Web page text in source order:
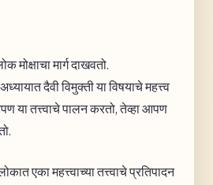
मोक्षाचा मार्ग दाखवतो.
दैवी विमुक्ती या विषयाचे महत्त्व
या तत्त्वाचे पालन करतो, तेव्हा आपण
एका महत्त्वाच्या तत्त्वाचे प्रतिपादन